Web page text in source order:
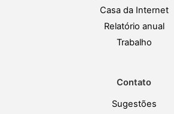
Casa da Internet
Relatório anual
Trabalho
Contato
Sugestões